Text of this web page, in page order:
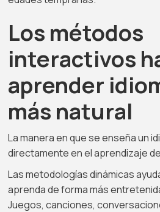
Los métodos
interactivos
aprender
más natural
La manera en que se enseña un
directamente en el aprendizaje
Las metodologías dinámicas
aprenda de forma más
Juegos, canciones,